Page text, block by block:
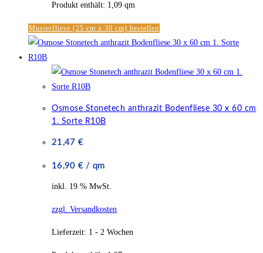
Produkt enthält: 1,09 qm
Musterfliese (25 cm x 30 cm) bestellen
Osmose Stonetech anthrazit Bodenfliese 30 x 60 cm
1. Sorte R10B
21,47 €
16,90 € /qm
inkl. 19 % MwSt.
zzgl. Versandkosten
Lieferzeit: 1 - 2 Wochen